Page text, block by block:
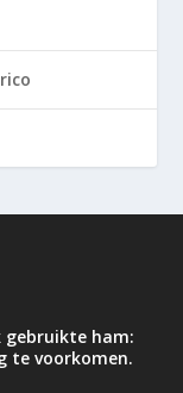
gebruikte ham:
te voorkomen.